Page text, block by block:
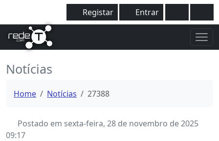
Registar Entrar
Notícias
Home Notícias 27388
Postado em sexta-feira, 28 de novembro de 2025
09:17